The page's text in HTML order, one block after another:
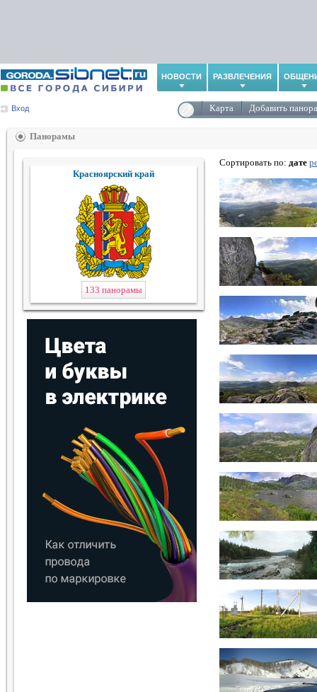
НОВОСТИ РАЗВЛЕЧЕНИЯ
Вход Карта Добавить
Панорамы
Красноярский край
133 панорамы
Сортировать по: дате